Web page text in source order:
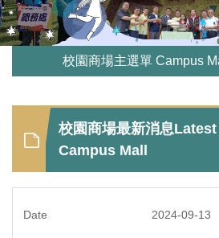
校園商場主選單 Campus
優惠訊息 Special Offer
校園美食Campus Dining
意見信箱 Suggestions
校園商場最新消息
Campus Mall
2024-09-13